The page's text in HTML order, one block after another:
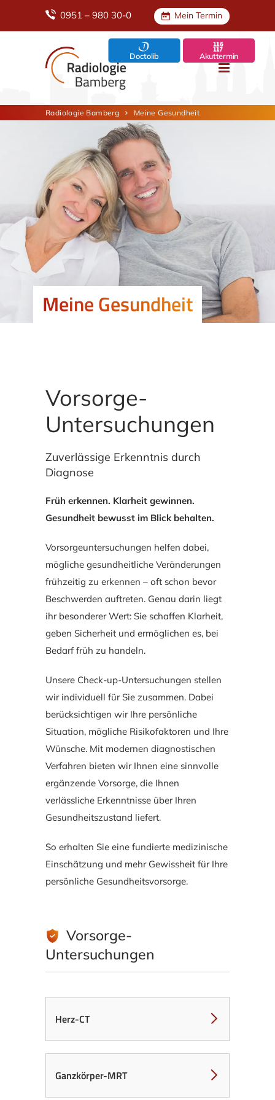
Doctolib Akuttermin
Mein Termin
0951 – 980 30-0
Radiologie Bamberg Meine Gesundheit
Meine Gesundheit
Vorsorge-
Untersuchungen
Zuverlässige Erkenntnis durch
Diagnose
Früh erkennen. Klarheit gewinnen.
Gesundheit bewusst im Blick behalten.
Vorsorgeuntersuchungen helfen dabei,
mögliche gesundheitliche Veränderungen
frühzeitig zu erkennen – oft schon bevor
Beschwerden auftreten. Genau darin liegt
ihr besonderer Wert: Sie schaffen Klarheit,
geben Sicherheit und ermöglichen es, bei
Bedarf früh zu handeln.
Unsere Check-up-Untersuchungen stellen
wir individuell für Sie zusammen. Dabei
berücksichtigen wir Ihre persönliche
Situation, mögliche Risikofaktoren und Ihre
Wünsche. Mit modernen diagnostischen
Verfahren bieten wir Ihnen eine sinnvolle
ergänzende Vorsorge, die Ihnen
verlässliche Erkenntnisse über Ihren
Gesundheitszustand liefert.
So erhalten Sie eine fundierte medizinische
Einschätzung und mehr Gewissheit für Ihre
persönliche Gesundheitsvorsorge.
Vorsorge-
Untersuchungen
Herz-CT
Ganzkörper-MRT